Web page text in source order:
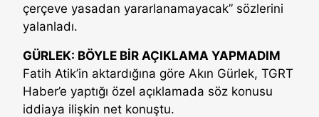
çerçeve yasadan yararlanamayacak” sözlerini
yalanladı.
GÜRLEK: BÖYLE BİR AÇIKLAMA YAPMADIM
Fatih Atik’in aktardığına göre Akın Gürlek, TGRT
Haber’e yaptığı özel açıklamada söz konusu
iddiaya ilişkin net konuştu.